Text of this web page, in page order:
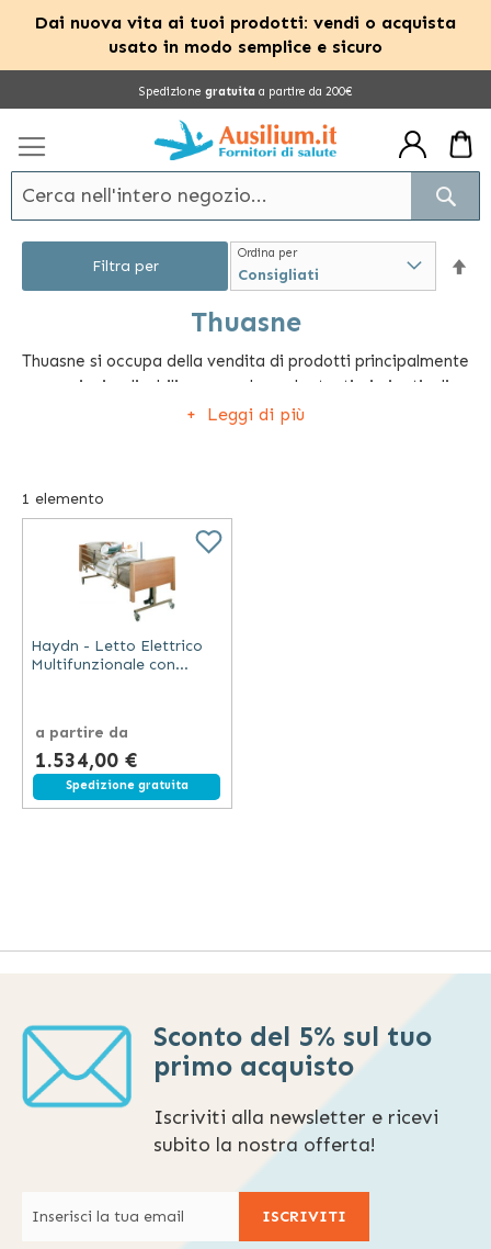
Dai nuova vita ai tuoi prodotti: vendi o acquista
usato in modo semplice e sicuro
Spedizione gratuita a partire da 200€
Thuasne
Thuasne si occupa della vendita di prodotti principalmente
per anziani e disabili, ma vende anche tantissimi articoli
ortopedici adatti a persone di tutte le età. Thuasne offre
sedie a rotelle, rollator e deambulatori, e molti ausili per
avere una maggiore autosufficienza a casa, come ad
esempio poltrone e letti elettrici, sedie da doccia e rialzi
Leggi di più
1 elemento
Ordina per
Haydn - Letto Elettrico
Multifunzionale con
a partire da
1.534,00 €
Spedizione gratuita
Filtra per
Sconto del 5% sul tuo
primo acquisto
Iscriviti alla newsletter e ricevi
subito la nostra offerta!
ISCRIVITI